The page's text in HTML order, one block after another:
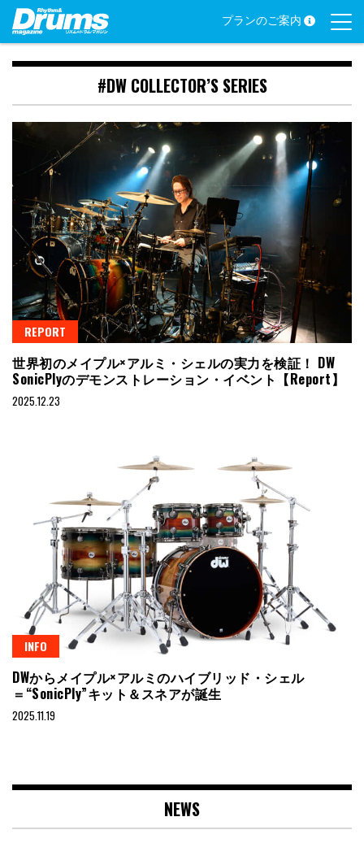
Skip
content
プランのご案内
#DW COLLECTOR’S SERIES
REPORT
世界初のメイプル×アルミ・シェルの実力を検証！ DW
SonicPlyのデモンストレーション・イベント【Report】
2025.12.23
INFO
DWからメイプル×アルミのハイブリッド・シェル
＝“SonicPly”キット＆スネアが誕生
2025.11.19
NEWS